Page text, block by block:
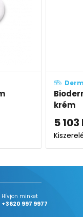
SPF50+
Hívjon minket
+3620 997 9977